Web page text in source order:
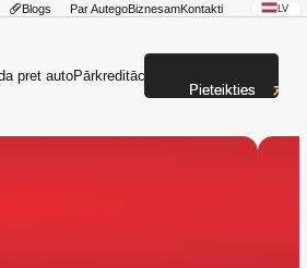
Blogs Par AutegoBiznesamKontakti LV
pret autoPārkreditācija